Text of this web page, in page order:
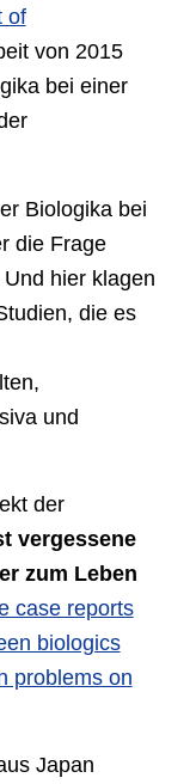
of
von 2015
bei einer
Biologika bei
die Frage
hier klagen
die es
und
der
vergessene
zum Leben
case reports
biologics
problems on
Japan